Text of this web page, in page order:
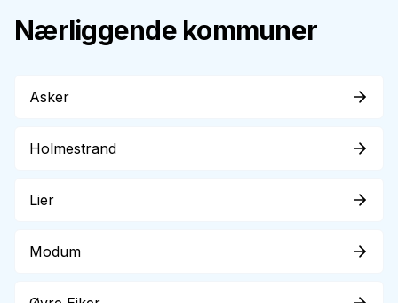
Nærliggende kommuner
Asker
Holmestrand
Lier
Modum